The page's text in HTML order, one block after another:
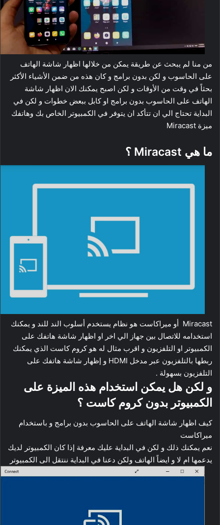
من منا لم يبحث عن طريقة يمكن من خلالها اظهار شاشة الهاتف
على الحاسوب و لكن بدون برامج و كان هذه من ضمن الأشياء الأكثر
بحثاً في وقت من الأوقات و لكن اصبح يمكنك الان اظهار شاشة
الهاتف على الحاسوب بدون برامج او كابل ببعض خطوات و لكن في
البداية تحتاج الي ان تتأكد ان يتوفر في الكمبيوتر الخاص بك وهاتفك
ميزة Miracast
ما هي Miracast ؟
Miracast أو ميراكاست هو نظام يستخدم أسلوب الند للند و يمكنك
استخدامه للاتصال بين جهاز الي اخر او اظهار شاشة هاتفك على
الكمبيوتر او التلفزيون و اقرب مثال له هو كروم كاست الذي يمكنك
ربطها بالتلفزيون عبر مدخل HDMI و إظهار شاشة هاتفك على
التلفزيون بسهولة .
و لكن هل يمكن استخدام هذه الميزة على
الكمبيوتر بدون كروم كاست ؟
كيف اظهار شاشة الهاتف على الحاسوب بدون برامج و باستخدام
ميراكاست
نعم يمكنك ذلك و لكن في البداية عليك معرفة إذا كان الكمبيوتر لديك
يدعمها ام لا و ايضاً الهاتف ولكن دعنا في البداية ننتقل الى الكمبيوتر